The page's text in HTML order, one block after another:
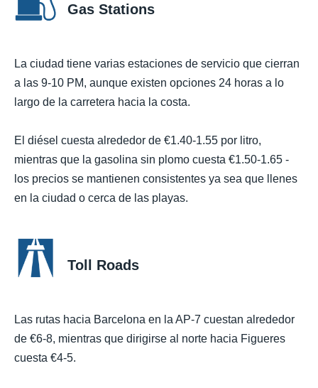
Gas Stations
La ciudad tiene varias estaciones de servicio que cierran
a las 9-10 PM, aunque existen opciones 24 horas a lo
largo de la carretera hacia la costa.
El diésel cuesta alrededor de €1.40-1.55 por litro,
mientras que la gasolina sin plomo cuesta €1.50-1.65 -
los precios se mantienen consistentes ya sea que llenes
en la ciudad o cerca de las playas.
Toll Roads
Las rutas hacia Barcelona en la AP-7 cuestan alrededor
de €6-8, mientras que dirigirse al norte hacia Figueres
cuesta €4-5.